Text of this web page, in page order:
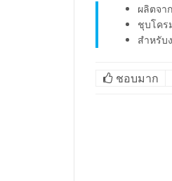
ผลิตจา
ชุบโคร
สำหรับ
ชอบมาก